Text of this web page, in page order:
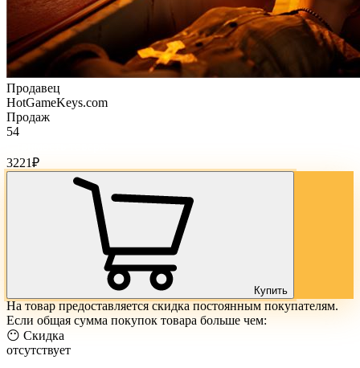
Продавец
HotGameKeys.com
Продаж
54
3221₽
Купить
На товар предоставляется скидка постоянным покупателям.
Если общая сумма покупок товара больше чем:
😶 Скидка
отсутствует